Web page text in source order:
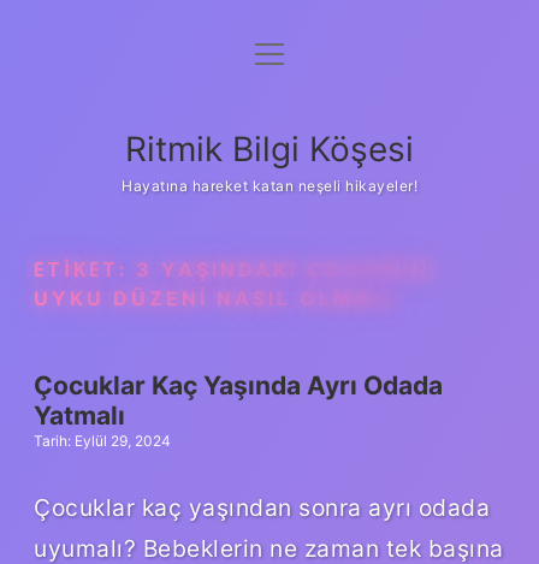
Anasayfa
Yasal Uyarı
menüyü
Ritmik Bilgi Köşesi
Hayatına hareket katan neşeli hikayeler!
ETIKET: 3 YAŞINDAKI ÇOCUĞUN
UYKU DÜZENI NASIL OLMALI
Çocuklar Kaç Yaşında Ayrı Odada
Yatmalı
Tarih: Eylül 29, 2024
Çocuklar kaç yaşından sonra ayrı odada
uyumalı? Bebeklerin ne zaman tek başına